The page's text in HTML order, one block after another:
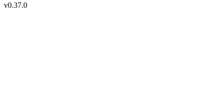
v0.37.0